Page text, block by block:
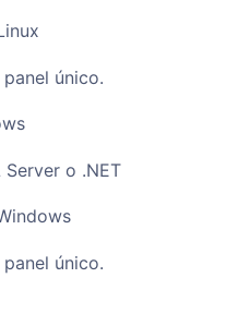
único.
Server o .NET
único.